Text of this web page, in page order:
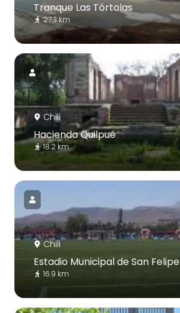
Tranque Las Tórtolas
27.3 km
Chili
Hacienda Quilpué
18.2 km
Chili
Estadio Municipal de San Felipe
16.9 km